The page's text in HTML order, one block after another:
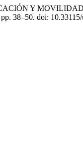
Y
38–50. doi: